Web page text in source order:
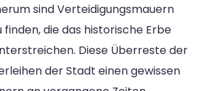
sind Verteidigungsmauern
finden, die das historische Erbe
Diese Überreste der
der Stadt einen gewissen